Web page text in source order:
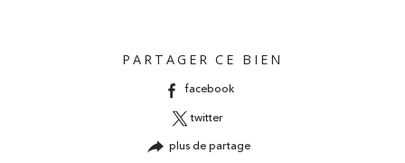
PARTAGER CE BIEN
facebook
twitter
plus de partage